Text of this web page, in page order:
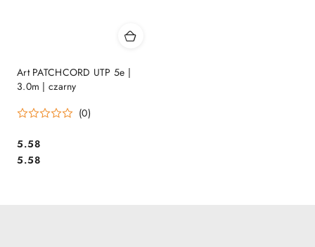
Art PATCHCORD UTP 5e |
3.0m | czarny
(0)
Cena:
5.58
Cena:
5.58